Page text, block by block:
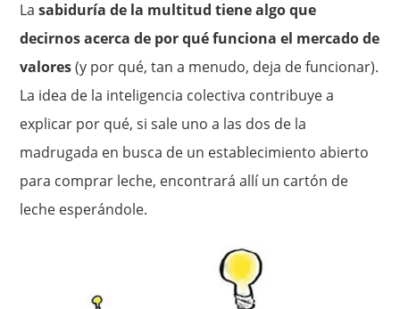
Lasabiduría de la multitud tiene algo que
decirnos acerca de por qué funciona el mercado de
valores(y por qué, tan a menudo, deja de funcionar).
La idea de la inteligencia colectiva contribuye a
explicar por qué, si sale uno a las dos de la
madrugada en busca de un establecimiento abier­to
para comprar leche, encontrará allí un cartón de
leche esperán­dole.